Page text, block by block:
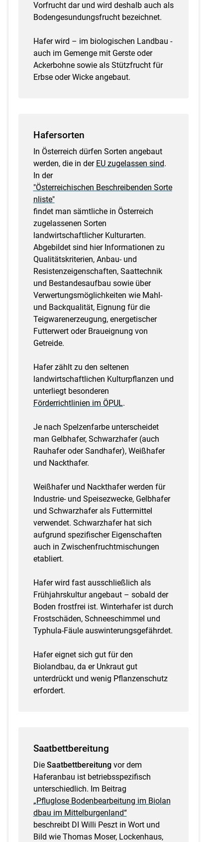
Vorfrucht dar und wird deshalb auch als
Bodengesundungsfrucht bezeichnet.
Hafer wird – im biologischen Landbau -
auch im Gemenge mit Gerste oder
Ackerbohne sowie als Stützfrucht für
Erbse oder Wicke angebaut.
Hafersorten
In Österreich dürfen Sorten angebaut
werden, die in der EU zugelassen sind.
In der
"Österreichischen Beschreibenden Sorte
nliste"
findet man sämtliche in Österreich
zugelassenen Sorten
landwirtschaftlicher Kulturarten.
Abgebildet sind hier Informationen zu
Qualitätskriterien, Anbau- und
Resistenzeigenschaften, Saattechnik
und Bestandesaufbau sowie über
Verwertungsmöglichkeiten wie Mahl-
und Backqualität, Eignung für die
Teigwarenerzeugung, energetischer
Futterwert oder Braueignung von
Getreide.
Hafer zählt zu den seltenen
landwirtschaftlichen Kulturpflanzen und
unterliegt besonderen
Förderrichtlinien im ÖPUL.
Je nach Spelzenfarbe unterscheidet
man Gelbhafer, Schwarzhafer (auch
Rauhafer oder Sandhafer), Weißhafer
und Nackthafer.
Weißhafer und Nackthafer werden für
Industrie- und Speisezwecke, Gelbhafer
und Schwarzhafer als Futtermittel
verwendet. Schwarzhafer hat sich
aufgrund spezifischer Eigenschaften
auch in Zwischenfruchtmischungen
etabliert.
Hafer wird fast ausschließlich als
Frühjahrskultur angebaut – sobald der
Boden frostfrei ist. Winterhafer ist durch
Frostschäden, Schneeschimmel und
Typhula-Fäule auswinterungsgefährdet.
Hafer eignet sich gut für den
Biolandbau, da er Unkraut gut
unterdrückt und wenig Pflanzenschutz
erfordert.
Saatbettbereitung
Die Saatbettbereitung vor dem
Haferanbau ist betriebsspezifisch
unterschiedlich. Im Beitrag
„Pfluglose Bodenbearbeitung im Biolan
dbau im Mittelburgenland“
beschreibt DI Willi Peszt in Wort und
Bild wie Thomas Moser, Lockenhaus,